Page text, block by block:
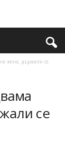
жена, държали се
се